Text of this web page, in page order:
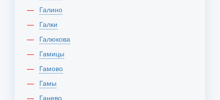
Галино
Галки
Галюкова
Гамицы
Гамово
Гамы
Ганево